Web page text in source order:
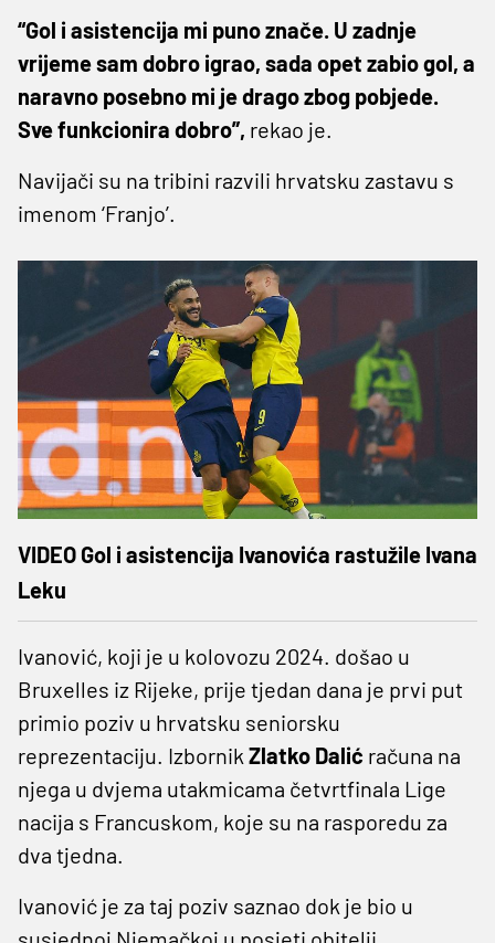
“Gol i asistencija mi puno znače. U zadnje
vrijeme sam dobro igrao, sada opet zabio gol, a
naravno posebno mi je drago zbog pobjede.
Sve funkcionira dobro”, rekao je.
Navijači su na tribini razvili hrvatsku zastavu s
imenom ‘Franjo’.
VIDEO Gol i asistencija Ivanovića rastužile Ivana
Leku
Ivanović, koji je u kolovozu 2024. došao u
Bruxelles iz Rijeke, prije tjedan dana je prvi put
primio poziv u hrvatsku seniorsku
reprezentaciju. Izbornik Zlatko Dalić računa na
njega u dvjema utakmicama četvrtfinala Lige
nacija s Francuskom, koje su na rasporedu za
dva tjedna.
Ivanović je za taj poziv saznao dok je bio u